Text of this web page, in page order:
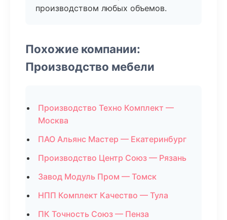
производством любых объемов.
Похожие компании:
Производство мебели
Производство Техно Комплект —
Москва
ПАО Альянс Мастер — Екатеринбург
Производство Центр Союз — Рязань
Завод Модуль Пром — Томск
НПП Комплект Качество — Тула
ПК Точность Союз — Пенза